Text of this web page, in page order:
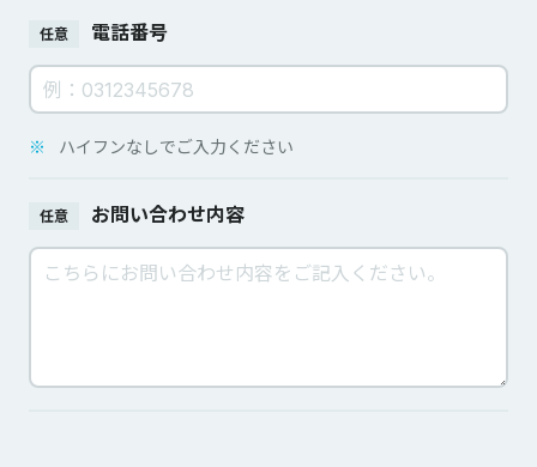
任意 電話番号
※ ハイフンなしでご入力ください
任意 お問い合わせ内容